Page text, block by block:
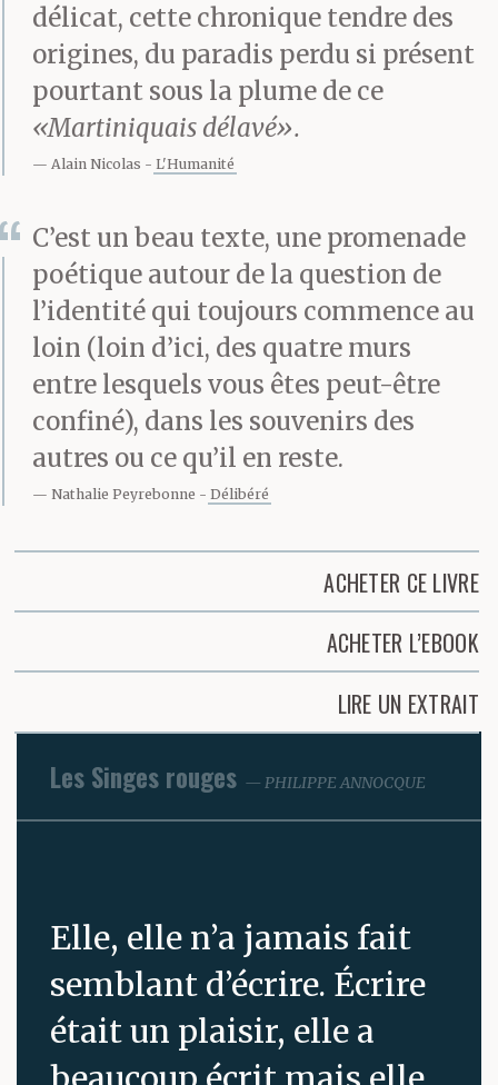
délicat, cette chronique tendre des
origines, du paradis perdu si présent
pourtant sous la plume de ce
«Martiniquais délavé».
Alain Nicolas L'Humanité
C’est un beau texte, une promenade
poétique autour de la question de
l’identité qui toujours commence au
loin (loin d’ici, des quatre murs
entre lesquels vous êtes peut-être
confiné), dans les souvenirs des
autres ou ce qu’il en reste.
Nathalie Peyrebonne Délibéré
ACHETER CE LIVRE
ACHETER L’EBOOK
LIRE UN EXTRAIT
Les Singes rouges PHILIPPE ANNOCQUE
Elle, elle n’a jamais fait
semblant d’écrire. Écrire
était un plaisir, elle a